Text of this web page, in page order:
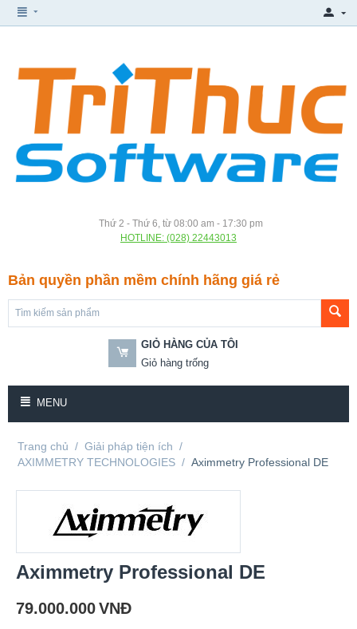
Thứ 2 - Thứ 6, từ 08:00 am - 17:30 pm
HOTLINE: (028) 22443013
Bản quyền phần mềm chính hãng giá rẻ
GIỎ HÀNG CỦA TÔI
Giỏ hàng trống
MENU
Trang chủ / Giải pháp tiện ích /
AXIMMETRY TECHNOLOGIES / Aximmetry Professional DE
Aximmetry Professional DE
79.000.000VNĐ